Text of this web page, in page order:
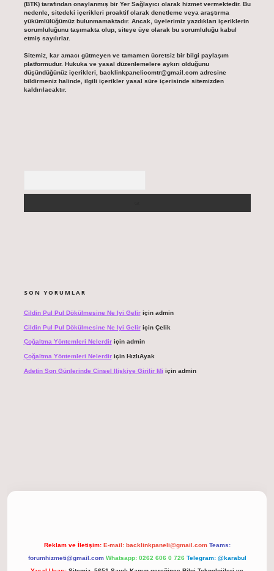
(BTK) tarafından onaylanmış bir Yer Sağlayıcı olarak hizmet vermektedir. Bu
nedenle, sitedeki içerikleri proaktif olarak denetleme veya araştırma
yükümlülüğümüz bulunmamaktadır. Ancak, üyelerimiz yazdıkları içeriklerin
sorumluluğunu taşımakta olup, siteye üye olarak bu sorumluluğu kabul
etmiş sayılırlar.
Sitemiz, kar amacı gütmeyen ve tamamen ücretsiz bir bilgi paylaşım
platformudur. Hukuka ve yasal düzenlemelere aykırı olduğunu
düşündüğünüz içerikleri, backlinkpanelicomtr@gmail.comadresine
bildirmeniz halinde, ilgili içerikler yasal süre içerisinde sitemizden
kaldırılacaktır.
SON YORUMLAR
Cildin Pul Pul Dökülmesine Ne Iyi Geliriçin admin
Cildin Pul Pul Dökülmesine Ne Iyi Geliriçin Çelik
Çoğaltma Yöntemleri Nelerdiriçin admin
Çoğaltma Yöntemleri Nelerdiriçin HızlıAyak
Adetin Son Günlerinde Cinsel Ilişkiye Girilir Mi için admin
Reklam ve İletişim: E-mail: backlinkpaneli@gmail.com Teams:
forumhizmeti@gmail.com Whatsapp: 0262 606 0 726 Telegram: @karabul